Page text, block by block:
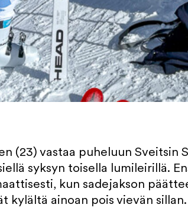
(23) vastaa puheluun Sveitsin
syksyn toisella lumileirillä.
kun sadejakson
kylältä ainoan pois vievän sillan.